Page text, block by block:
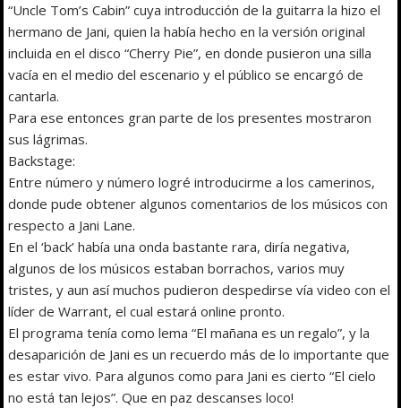
“Uncle Tom’s Cabin” cuya introducción de la guitarra la hizo el
hermano de Jani, quien la había hecho en la versión original
incluida en el disco “Cherry Pie”, en donde pusieron una silla
vacía en el medio del escenario y el público se encargó de
cantarla.
Para ese entonces gran parte de los presentes mostraron
sus lágrimas.
Backstage:
Entre número y número logré introducirme a los camerinos,
donde pude obtener algunos comentarios de los músicos con
respecto a Jani Lane.
En el ‘back’ había una onda bastante rara, diría negativa,
algunos de los músicos estaban borrachos, varios muy
tristes, y aun así muchos pudieron despedirse vía video con el
líder de Warrant, el cual estará online pronto.
El programa tenía como lema “El mañana es un regalo”, y la
desaparición de Jani es un recuerdo más de lo importante que
es estar vivo. Para algunos como para Jani es cierto “El cielo
no está tan lejos”. Que en paz descanses loco!